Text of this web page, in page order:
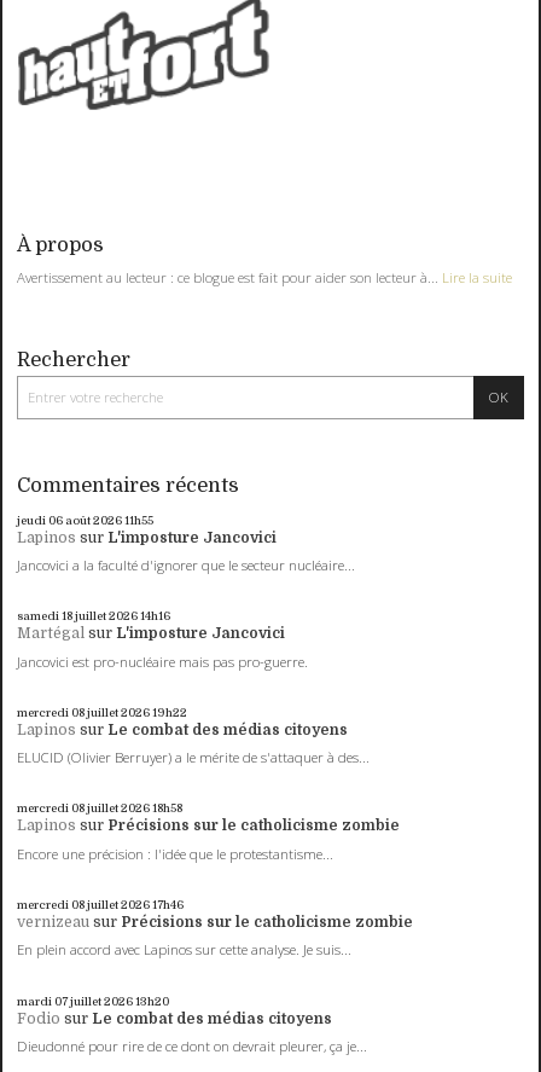
À propos
Avertissement au lecteur : ce blogue est fait pour aider son lecteur à... Lire la suite
Rechercher
Commentaires récents
jeudi 06 août 202611h55
Lapinos sur L'imposture Jancovici
Jancovici a la faculté d'ignorer que le secteur nucléaire...
samedi 18juillet 202614h16
Martégal sur L'imposture Jancovici
Jancovici est pro-nucléaire mais pas pro-guerre.
mercredi 08juillet 202619h22
Lapinos sur Le combat des médias citoyens
ELUCID (Olivier Berruyer) a le mérite de s'attaquer à des...
mercredi 08juillet 202618h58
Lapinos sur Précisions sur le catholicisme zombie
Encore une précision : l'idée que le protestantisme...
mercredi 08juillet 202617h46
vernizeau sur Précisions sur le catholicisme zombie
En plein accord avec Lapinos sur cette analyse. Je suis...
mardi 07juillet 202613h20
Fodio sur Le combat des médias citoyens
Dieudonné pour rire de ce dont on devrait pleurer, ça je...